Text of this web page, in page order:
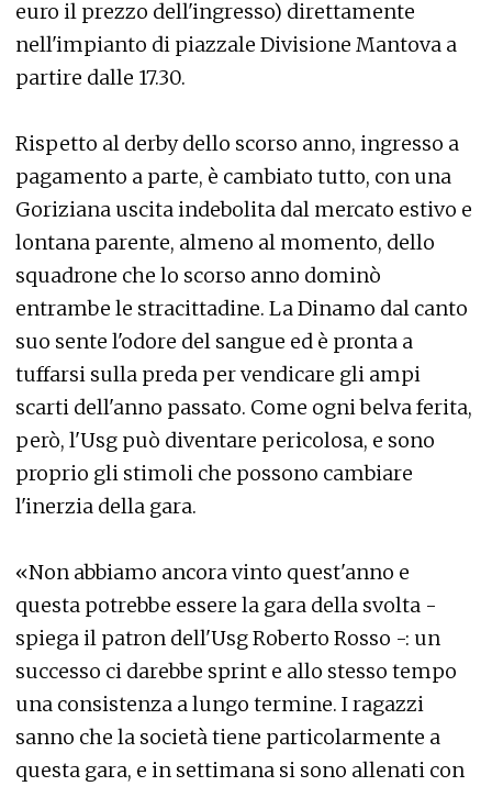
euro il prezzo dell'ingresso) direttamente
nell'impianto di piazzale Divisione Mantova a
partire dalle 17.30.
Rispetto al derby dello scorso anno, ingresso a
pagamento a parte, è cambiato tutto, con una
Goriziana uscita indebolita dal mercato estivo e
lontana parente, almeno al momento, dello
squadrone che lo scorso anno dominò
entrambe le stracittadine. La Dinamo dal canto
suo sente l'odore del sangue ed è pronta a
tuffarsi sulla preda per vendicare gli ampi
scarti dell'anno passato. Come ogni belva ferita,
però, l'Usg può diventare pericolosa, e sono
proprio gli stimoli che possono cambiare
l'inerzia della gara.
«Non abbiamo ancora vinto quest'anno e
questa potrebbe essere la gara della svolta -
spiega il patron dell'Usg Roberto Rosso -: un
successo ci darebbe sprint e allo stesso tempo
una consistenza a lungo termine. I ragazzi
sanno che la società tiene particolarmente a
questa gara, e in settimana si sono allenati con